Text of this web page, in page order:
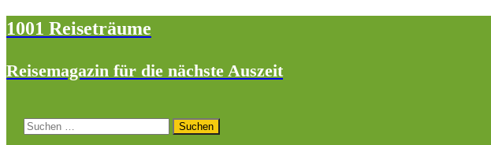
1001 Reiseträume
Reisemagazin für die nächste Auszeit
Suchen